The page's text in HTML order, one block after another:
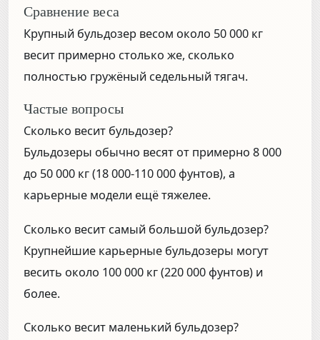
Сравнение веса
Крупный бульдозер весом около 50 000 кг
весит примерно столько же, сколько
полностью гружёный седельный тягач.
Частые вопросы
Сколько весит бульдозер?
Бульдозеры обычно весят от примерно 8 000
до 50 000 кг (18 000-110 000 фунтов), а
карьерные модели ещё тяжелее.
Сколько весит самый большой бульдозер?
Крупнейшие карьерные бульдозеры могут
весить около 100 000 кг (220 000 фунтов) и
более.
Сколько весит маленький бульдозер?